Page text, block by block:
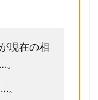
現在の相